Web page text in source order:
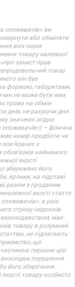
споживачів» ви
або обміняти
всіх норм
товару належної
захист прав
товар
він був
формою, габаритами,
не може бути ним
право на обмін
днів, не рахуючи дня
значенні згідно
споживачів») – фізична
намір придбати чи
з
найманого
якості
збережено його
ярлики; на підставі
разом з проданим
якості стаття
в разі
строку недоліків
має
товару в розумний
не підлягають
що
першою цієї
порушення
його зберігання.
товару особисто